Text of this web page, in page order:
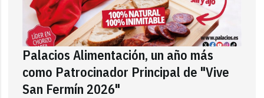
Palacios Alimentación, un año más
como Patrocinador Principal de "Vive
San Fermín 2026"